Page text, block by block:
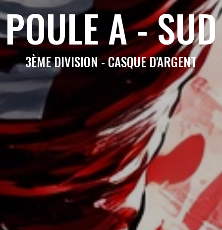
POULE A - SUD
3ÈME DIVISION - CASQUE D'ARGENT